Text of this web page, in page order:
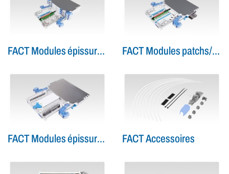
FACT Modules épissures/patchs FACT Modules patchs/patchs
FACT Modules épissures/épissures FACT Accessoires